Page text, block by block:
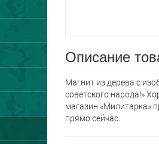
Описание
Магнит из дерева с
советского народа!»
магазин «Милитарка»
прямо сейчас.